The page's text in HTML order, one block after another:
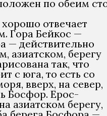
по обеим
отвечает
Гора Бейкос —
— действительно
азиатском, берегу
так, что
с юга, то есть со
вверх, на север,
Босфор. Ерос-
азиатском берегу,